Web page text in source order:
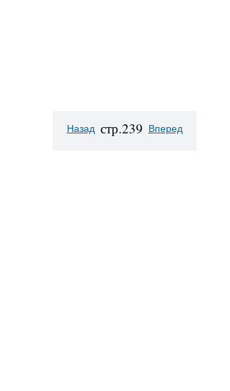
Назад стр.239 Вперед